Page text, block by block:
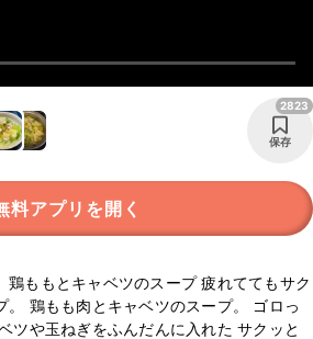
保存
2823
料アプリを開く
鶏ももとキャベツのスープ 疲れててもサク
。 鶏もも肉とキャベツのスープ。 ゴロっ
ツや玉ねぎをふんだんに入れた サクッと